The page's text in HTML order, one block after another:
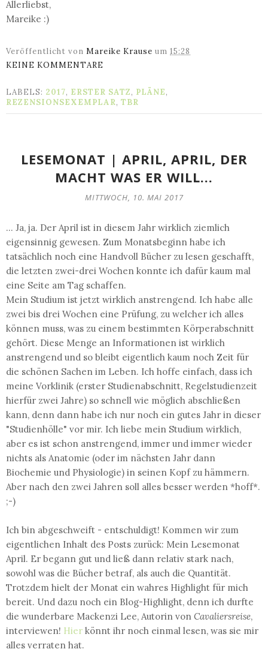
Allerliebst,
Mareike :)
Veröffentlicht von Mareike Krause um 15:28
KEINE KOMMENTARE
LABELS: 2017, ERSTER SATZ, PLÄNE,
REZENSIONSEXEMPLAR, TBR
LESEMONAT | APRIL, APRIL, DER
MACHT WAS ER WILL...
MITTWOCH, 10. MAI 2017
... Ja, ja. Der April ist in diesem Jahr wirklich ziemlich
eigensinnig gewesen. Zum Monatsbeginn habe ich
tatsächlich noch eine Handvoll Bücher zu lesen geschafft,
die letzten zwei-drei Wochen konnte ich dafür kaum mal
eine Seite am Tag schaffen.
Mein Studium ist jetzt wirklich anstrengend. Ich habe alle
zwei bis drei Wochen eine Prüfung, zu welcher ich alles
können muss, was zu einem bestimmten Körperabschnitt
gehört. Diese Menge an Informationen ist wirklich
anstrengend und so bleibt eigentlich kaum noch Zeit für
die schönen Sachen im Leben. Ich hoffe einfach, dass ich
meine Vorklinik (erster Studienabschnitt, Regelstudienzeit
hierfür zwei Jahre) so schnell wie möglich abschließen
kann, denn dann habe ich nur noch ein gutes Jahr in dieser
"Studienhölle" vor mir. Ich liebe mein Studium wirklich,
aber es ist schon anstrengend, immer und immer wieder
nichts als Anatomie (oder im nächsten Jahr dann
Biochemie und Physiologie) in seinen Kopf zu hämmern.
Aber nach den zwei Jahren soll alles besser werden *hoff*.
;-)
Ich bin abgeschweift - entschuldigt! Kommen wir zum
eigentlichen Inhalt des Posts zurück: Mein Lesemonat
April. Er begann gut und ließ dann relativ stark nach,
sowohl was die Bücher betraf, als auch die Quantität.
Trotzdem hielt der Monat ein wahres Highlight für mich
bereit. Und dazu noch ein Blog-Highlight, denn ich durfte
die wunderbare Mackenzi Lee, Autorin von Cavaliersreise,
interviewen! Hier könnt ihr noch einmal lesen, was sie mir
alles verraten hat.